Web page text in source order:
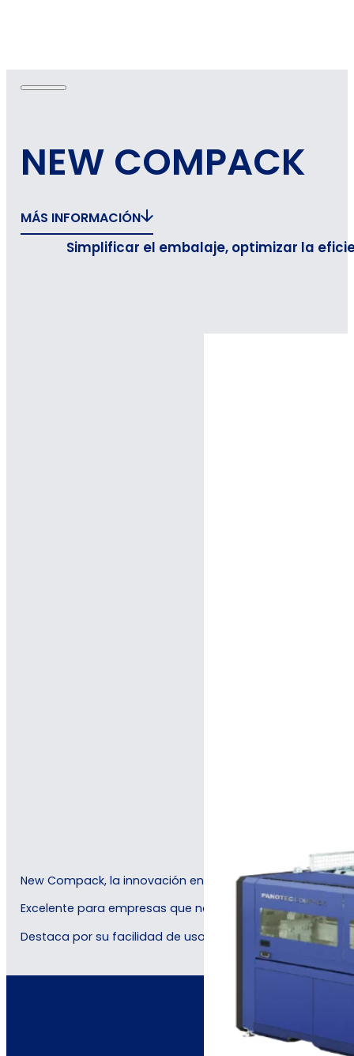
NEW COMPACK
MÁS INFORMACIÓN
Simplificar el embalaje, optimizar la
New Compack, la innovación en embalajes a medida
Excelente para empresas que necesitan gestionar
Destaca por su facilidad de uso y la fiabilidad de los
Esta máquina es especialmente adecuada